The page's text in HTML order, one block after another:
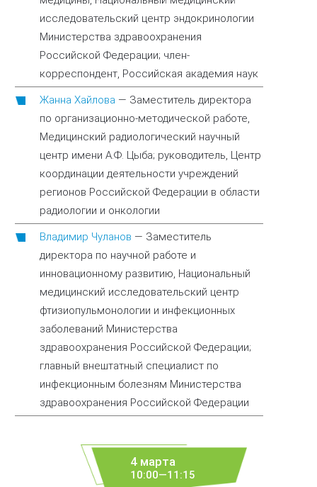
исследовательский центр эндокринологии
Министерства здравоохранения
Российской Федерации; член-
корреспондент, Российская академия наук
Жанна Хайлова — Заместитель директора
по организационно-методической работе,
Медицинский радиологический научный
центр имени А.Ф. Цыба; руководитель, Центр
координации деятельности учреждений
регионов Российской Федерации в области
радиологии и онкологии
Владимир Чуланов — Заместитель
директора по научной работе и
инновационному развитию, Национальный
медицинский исследовательский центр
фтизиопульмонологии и инфекционных
заболеваний Министерства
здравоохранения Российской Федерации;
главный внештатный специалист по
инфекционным болезням Министерства
здравоохранения Российской Федерации
4 марта
10:00—11:15